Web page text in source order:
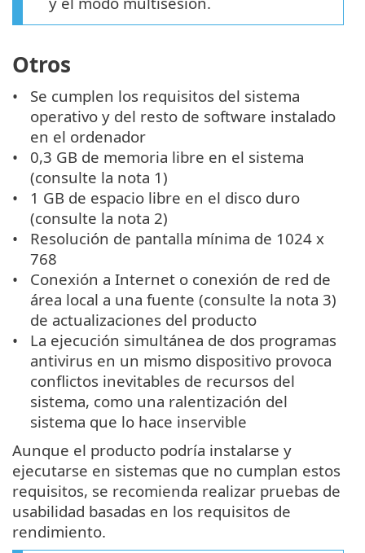
Otros
Se cumplen los requisitos del sistema
operativo y del resto de software instalado
en el ordenador
0,3 GB de memoria libre en el sistema
(consulte la nota 1)
1 GB de espacio libre en el disco duro
(consulte la nota 2)
Resolución de pantalla mínima de 1024 x
768
Conexión a Internet o conexión de red de
área local a una fuente (consulte la nota 3)
de actualizaciones del producto
La ejecución simultánea de dos programas
antivirus en un mismo dispositivo provoca
conflictos inevitables de recursos del
sistema, como una ralentización del
sistema que lo hace inservible
Aunque el producto podría instalarse y
ejecutarse en sistemas que no cumplan estos
requisitos, se recomienda realizar pruebas de
usabilidad basadas en los requisitos de
rendimiento.